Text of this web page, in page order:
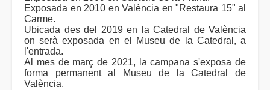
Exposada en 2010 en València en "Restaura 15" al
Carme.
Ubicada des del 2019 en la Catedral de València
on serà exposada en el Museu de la Catedral, a
l'entrada.
Al mes de març de 2021, la campana s'exposa de
forma permanent al Museu de la Catedral de
València.